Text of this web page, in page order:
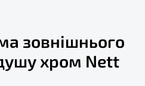
зовнішнього
хром Nett